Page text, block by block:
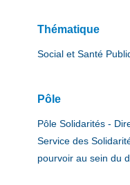
Thématique
Social et Santé
Pôle
Pôle Solidarités -
Service des
pourvoir au sein du